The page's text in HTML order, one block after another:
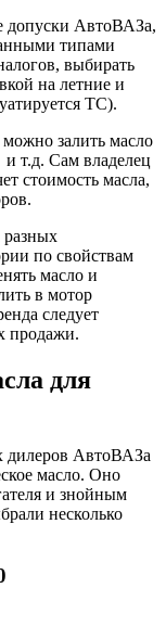
допуски АвтоВАЗа,
типами
выбирать
на летние и
ТС).
можно залить масло
т.д. Сам владелец
стоимость масла,
разных
по свойствам
масло и
в мотор
следует
продажи.
для
дилеров АвтоВАЗа
масло. Оно
и знойным
несколько